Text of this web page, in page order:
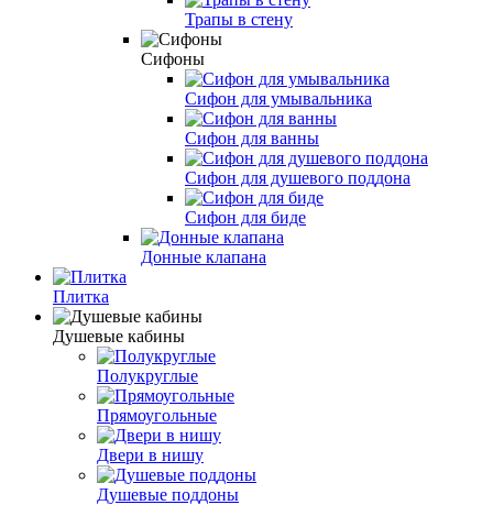
Трапы в стену
Сифоны
Сифон для умывальника
Сифон для ванны
Сифон для душевого поддона
Сифон для биде
Донные клапана
Плитка
Душевые кабины
Полукруглые
Прямоугольные
Двери в нишу
Душевые поддоны